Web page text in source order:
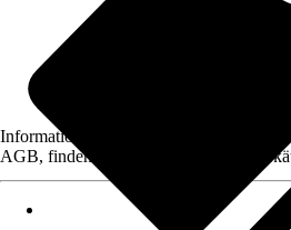
Informationen des Verkäufers, wie z. B.
AGB, finden Sie bei Klick auf den